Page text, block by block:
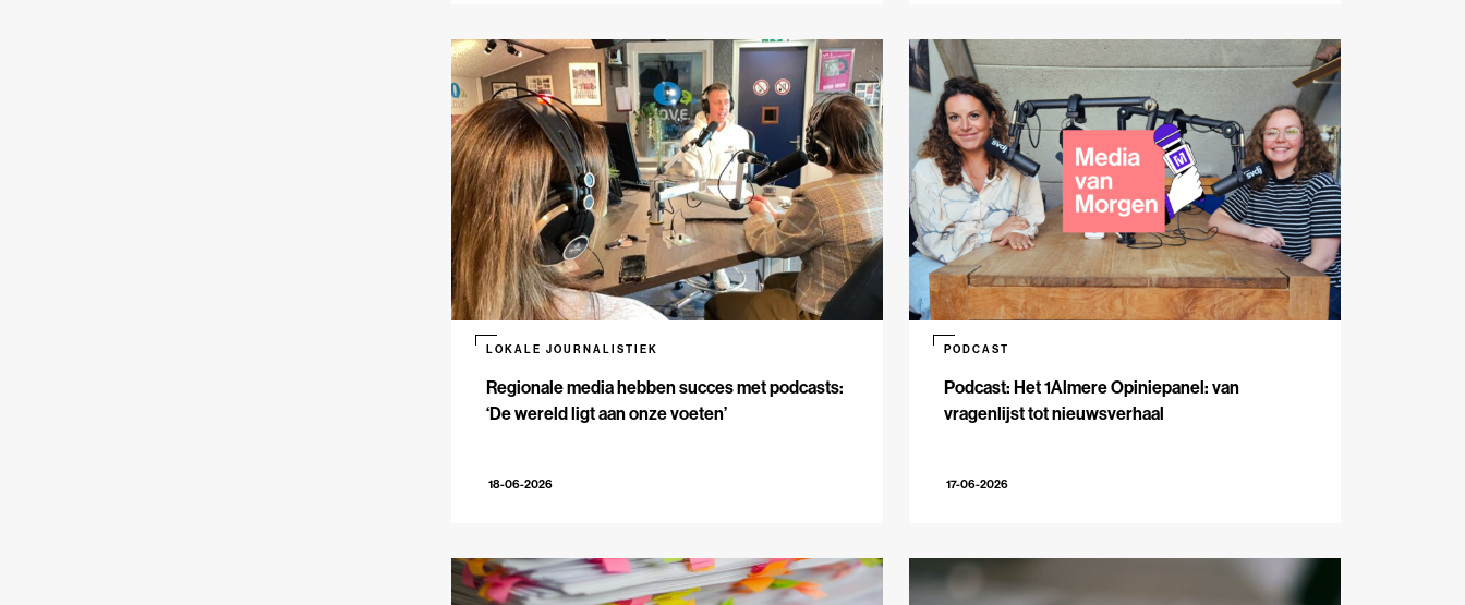
Regionale media hebben succes met podcasts:
‘De wereld ligt aan onze voeten’
LOKALE JOURNALISTIEK
18-06-2026
Podcast: Het 1Almere Opiniepanel: van
vragenlijst tot nieuwsverhaal
PODCAST
17-06-2026